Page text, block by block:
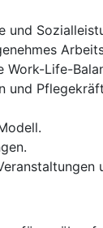
und
Work-Life-
und